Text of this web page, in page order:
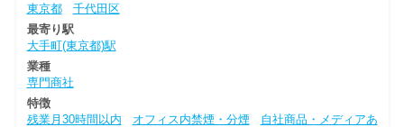
東京都
千代田区
最寄り駅
大手町(東京都)駅
業種
専門商社
特徴
残業月30時間以内
オフィス内禁煙・分煙
自社商品・メディアあ